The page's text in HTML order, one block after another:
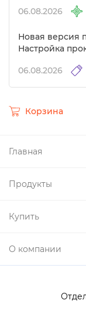
06.08.2026
Новая версия
Настройка
06.08.2026
Главная
Продукты
Купить
О компании
Корзина